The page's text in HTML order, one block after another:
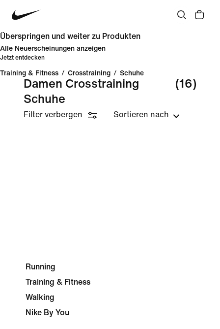
Überspringen und weiter zu Produkten
Alle Neuerscheinungen anzeigen
Jetzt entdecken
Training & Fitness / Crosstraining / Schuhe
Damen Crosstraining
Schuhe
(16)
Filter verbergen Sortieren nach
Running
Training & Fitness
Walking
Nike By You